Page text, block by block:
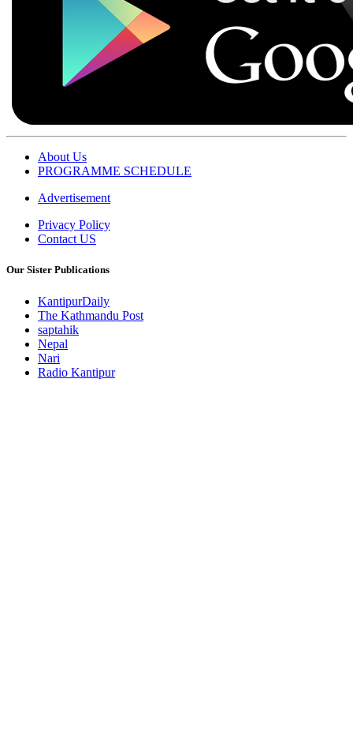
About Us
PROGRAMME SCHEDULE
Advertisement
Privacy Policy
Contact US
Our Sister Publications
KantipurDaily
The Kathmandu Post
saptahik
Nepal
Nari
Radio Kantipur